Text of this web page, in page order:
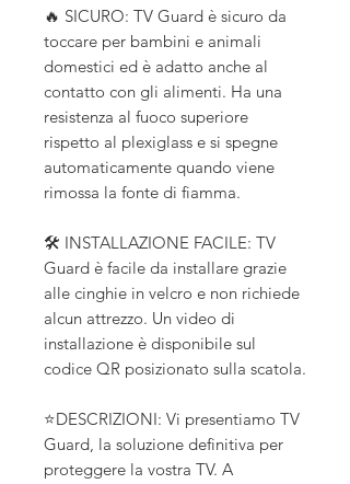
🔥 SICURO: TV Guard è sicuro da
toccare per bambini e animali
domestici ed è adatto anche al
contatto con gli alimenti. Ha una
resistenza al fuoco superiore
rispetto al plexiglass e si spegne
automaticamente quando viene
rimossa la fonte di fiamma.
🛠️ INSTALLAZIONE FACILE: TV
Guard è facile da installare grazie
alle cinghie in velcro e non richiede
alcun attrezzo. Un video di
installazione è disponibile sul
codice QR posizionato sulla scatola.
⭐DESCRIZIONI: Vi presentiamo TV
Guard, la soluzione definitiva per
proteggere la vostra TV. A